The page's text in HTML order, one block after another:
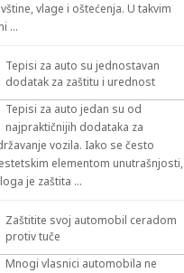
vlage i oštećenja. U takvim
…
Tepisi za auto su jednostavan
dodatak za zaštitu i urednost
Tepisi za auto jedan su od
najpraktičnijih dodataka za
vozila. Iako se često
elementom unutrašnjosti,
je zaštita …
Zaštitite svoj automobil ceradom
protiv tuče
Mnogi vlasnici automobila ne